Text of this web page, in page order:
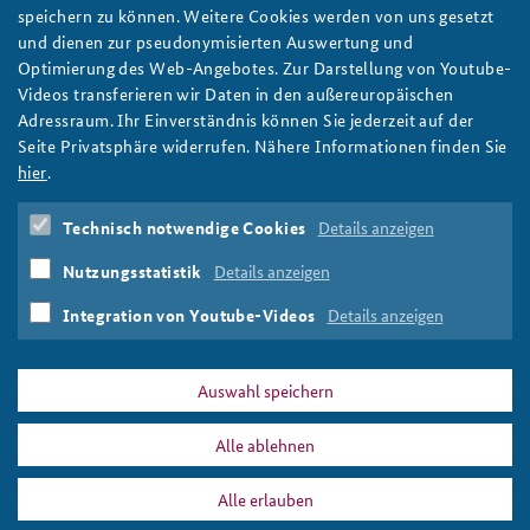
zukünftigen deutschen China-Politik
Die Bundesregierung erabeitet eine China-Strategie für
Deutschland. Was gilt es dabei zu beachten? Dr. Peter Hefele
plädiert für eine bessere Koordination deutscher Chinaexpertise
und mehr strategisches Denken in alternativen Szenarien. Foto:
dove lee/Flickr/CC BY-NC-ND 2.0
weiter
Arbeitspapier,China,China-Strategie,China-Politik
Expertise
Deutsch-chinesische Beziehungen
Systemrivalität
Konkurrenz,Partnerschaft
Wirtschaftspolitik
DATA PRIVACY IMPRINT
Print
speichern zu können. Weitere Cookies werden von uns gesetzt
und dienen zur pseudonymisierten Auswertung und
Optimierung des Web-Angebotes. Zur Darstellung von Youtube-
Videos transferieren wir Daten in den außereuropäischen
Adressraum. Ihr Einverständnis können Sie jederzeit auf der
Seite Privatsphäre widerrufen. Nähere Informationen finden Sie
hier.
Technisch notwendige Cookies Details anzeigen
Nutzungsstatistik Details anzeigen
Integration von Youtube-Videos Details anzeigen
Auswahl speichern
Alle ablehnen
Alle erlauben